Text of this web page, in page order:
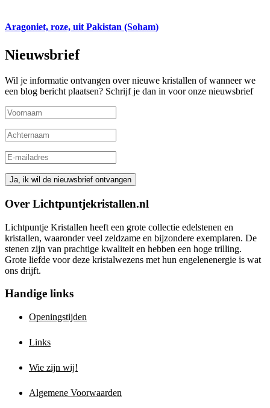
Aragoniet, roze, uit Pakistan (Soham)
Nieuwsbrief
Wil je informatie ontvangen over nieuwe kristallen of wanneer we
een blog bericht plaatsen? Schrijf je dan in voor onze nieuwsbrief
Over Lichtpuntjekristallen.nl
Lichtpuntje Kristallen heeft een grote collectie edelstenen en
kristallen, waaronder veel zeldzame en bijzondere exemplaren. De
stenen zijn van prachtige kwaliteit en hebben een hoge trilling.
Grote liefde voor deze kristalwezens met hun engelenenergie is wat
ons drijft.
Handige links
Openingstijden
Links
Wie zijn wij!
Algemene Voorwaarden